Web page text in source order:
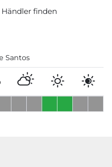
finden
Santos